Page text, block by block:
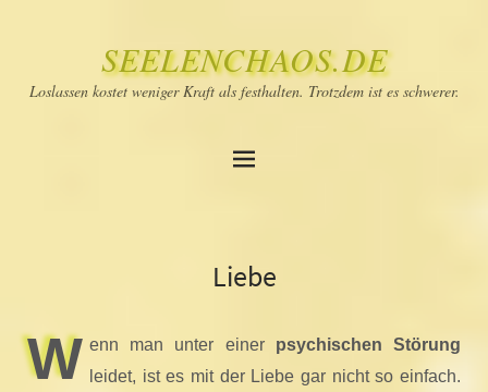
SEELENCHAOS.DE
Loslassen kostet weniger Kraft als festhalten. Trotzdem ist es schwerer.
Liebe
W enn man unter einer psychischen Störung
leidet, ist es mit der Liebe gar nicht so einfach.